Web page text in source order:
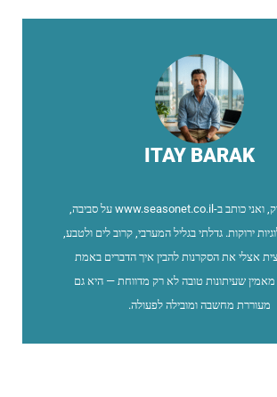
ITAY BARAK
שמי איתי ברק, ואני כותב ב-www.seasonet.co.il על סביבה,
ירוקות. גדלתי בגליל המערבי, קרוב לים ולטבע,
אצלי את הסקרנות להבין איך הדברים באמת
מאמין שעיתונות טובה לא רק מדווחת — היא גם
מעוררת מחשבה ומובילה לפעולה.